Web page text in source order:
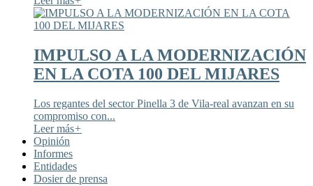
IMPULSO A LA MODERNIZACIÓN
EN LA COTA 100 DEL MIJARES
Los regantes del sector Pinella 3 de Vila-real avanzan en su
compromiso con...
Leer más+
Opinión
Informes
Entidades
Dosier de prensa